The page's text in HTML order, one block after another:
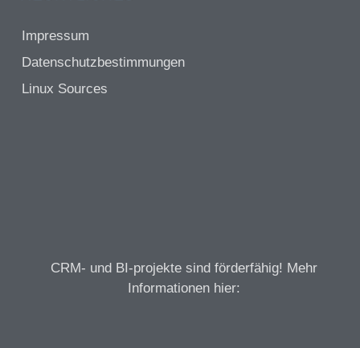
Impressum
Datenschutzbestimmungen
Linux Sources
CRM- und BI-projekte sind förderfähig! Mehr
Informationen hier: